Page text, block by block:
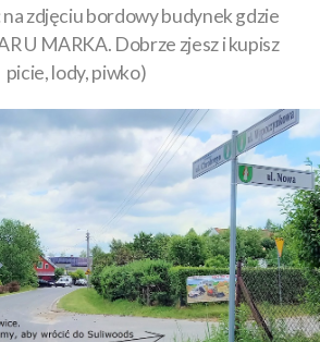
na zdjęciu bordowy budynek gdzie
U MARKA. Dobrze zjesz i kupisz
picie, lody, piwko)